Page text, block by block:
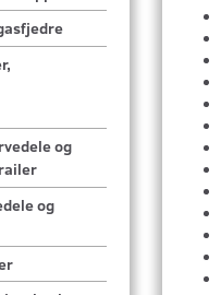
og
og